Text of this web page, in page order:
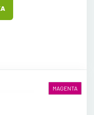
MAGENTA